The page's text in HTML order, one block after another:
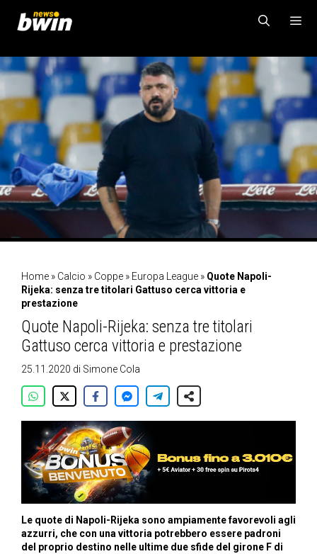
contenuto
MENU
Home » Calcio » Coppe » Europa League » Quote Napoli-
Rijeka: senza tre titolari Gattuso cerca vittoria e
prestazione
Quote Napoli-Rijeka: senza tre titolari
Gattuso cerca vittoria e prestazione
25.11.2020 di Simone Cola
Le quote di Napoli-Rijeka sono ampiamente favorevoli agli
azzurri, che con una vittoria potrebbero essere padroni
del proprio destino nelle ultime due sfide del girone F di